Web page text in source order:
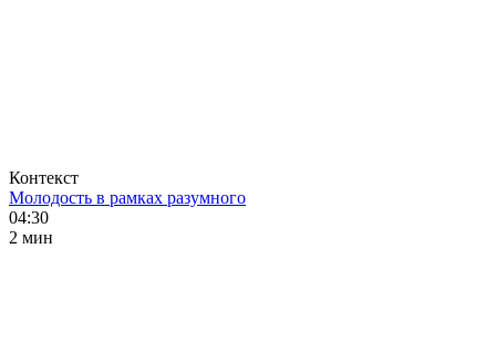
Контекст
Молодость в рамках разумного
04:30
2 мин